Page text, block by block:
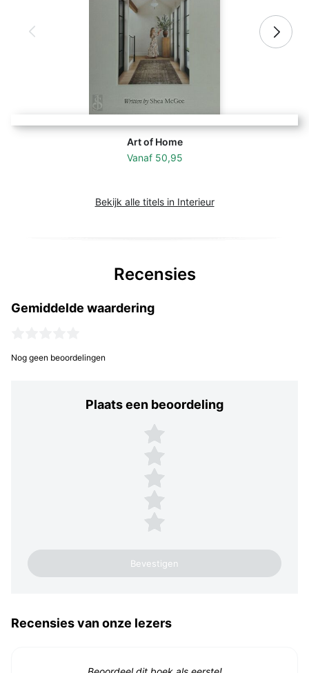
Art of Home
Vanaf 50,95
Bekijk alle titels in Interieur
Recensies
Gemiddelde waardering
Nog geen beoordelingen
Plaats een beoordeling
Plaats een beoordeling
5 sterren
4 sterren
3 sterren
2 sterren
1 ster
Recensies van onze lezers